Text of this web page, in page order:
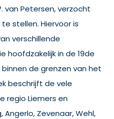
van Petersen, verzocht
stellen. Hiervoor is
verschillende
hoofdzakelijk in de 19de
de grenzen van het
beschrijft de vele
regio Liemers en
Angerlo, Zevenaar, Wehl,